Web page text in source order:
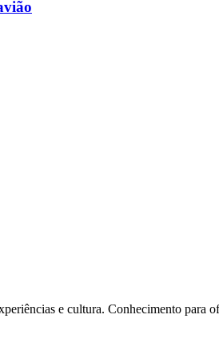
e cultura. Conhecimento para